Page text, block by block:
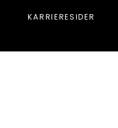
KARRIERESIDER